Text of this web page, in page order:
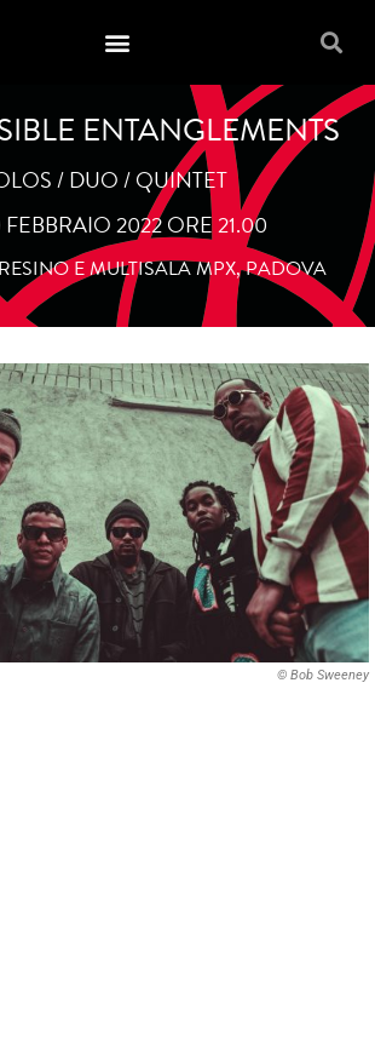
ENTANGLEMENTS
/ DUO / QUINTET
2022 ORE 21.00
E MULTISALA MPX, PADOVA
© Bob Sweeney